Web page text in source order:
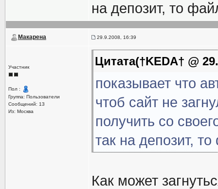
на депозит, то
Макарена 29.9.2008, 16:39
Участник
Пол :
Группа: Пользователи
Сообщений: 13
Из: Москва
Цитата(†KEDA† @
показывает что
чтоб сайт не
получить со
так на депозит,
Как может